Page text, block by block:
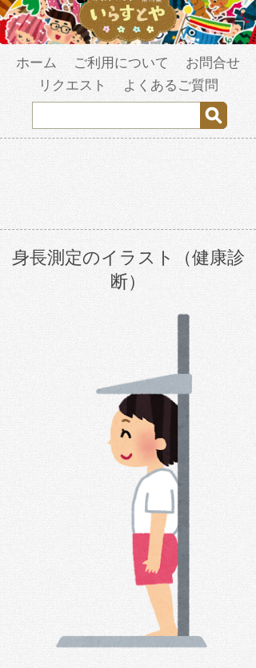
ホーム ご利用について
お問合せ
リクエスト
よくあるご質問
身長測定のイラスト（健康診
断）